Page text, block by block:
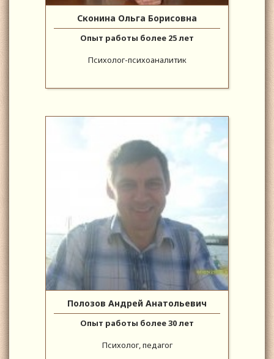
Сконина Ольга Борисовна
Опыт работы более 25 лет
Психолог-психоаналитик
Полозов Андрей Анатольевич
Опыт работы более 30 лет
Психолог, педагог